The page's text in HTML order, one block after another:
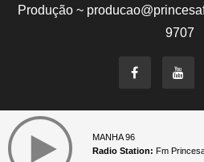
Produção ~
9707
Um site pertencente a
os direitos
MANHA 96
Radio Station: Fm